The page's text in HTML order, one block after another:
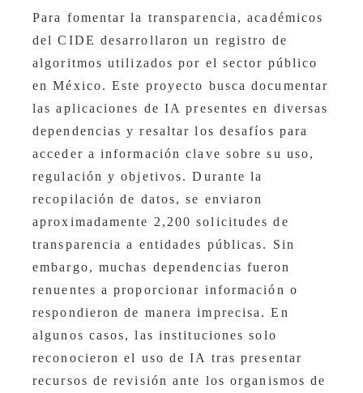
Para fomentar la transparencia, académicos
del CIDE desarrollaron un registro de
algoritmos utilizados por el sector público
en México. Este proyecto busca documentar
las aplicaciones de IA presentes en diversas
dependencias y resaltar los desafíos para
acceder a información clave sobre su uso,
regulación y objetivos. Durante la
recopilación de datos, se enviaron
aproximadamente 2,200 solicitudes de
transparencia a entidades públicas. Sin
embargo, muchas dependencias fueron
renuentes a proporcionar información o
respondieron de manera imprecisa. En
algunos casos, las instituciones solo
reconocieron el uso de IA tras presentar
recursos de revisión ante los organismos de